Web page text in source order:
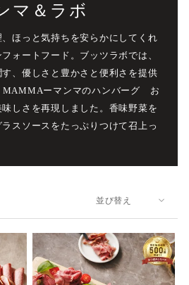
マ＆ラボ
ほっと気持ちを安らかにしてくれ
ォートフード。ブッツラボでは、
、優しさと豊かさと便利さを提供
MAMMAーマンマのハンバーグ お
しさを再現しました。香味野菜を
スソースをたっぷりつけて召上っ
並び替え